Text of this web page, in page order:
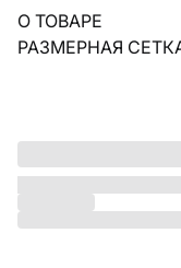
О ТОВАРЕ
РАЗМЕРНАЯ